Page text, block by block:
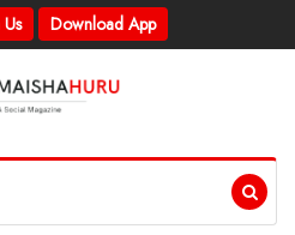
Download App